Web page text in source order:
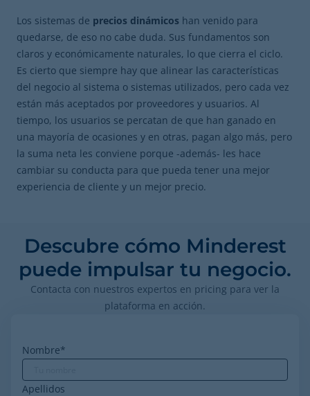
Los sistemas de precios dinámicos han venido para
quedarse, de eso no cabe duda. Sus fundamentos son
claros y económicamente naturales, lo que cierra el ciclo.
Es cierto que siempre hay que alinear las características
del negocio al sistema o sistemas utilizados, pero cada vez
están más aceptados por proveedores y usuarios. Al
tiempo, los usuarios se percatan de que han ganado en
una mayoría de ocasiones y en otras, pagan algo más, pero
la suma neta les conviene porque -además- les hace
cambiar su conducta para que pueda tener una mejor
experiencia de cliente y un mejor precio.
Descubre cómo Minderest
puede impulsar tu negocio.
Contacta con nuestros expertos en pricing para ver la
plataforma en acción.
Nombre*
Apellidos